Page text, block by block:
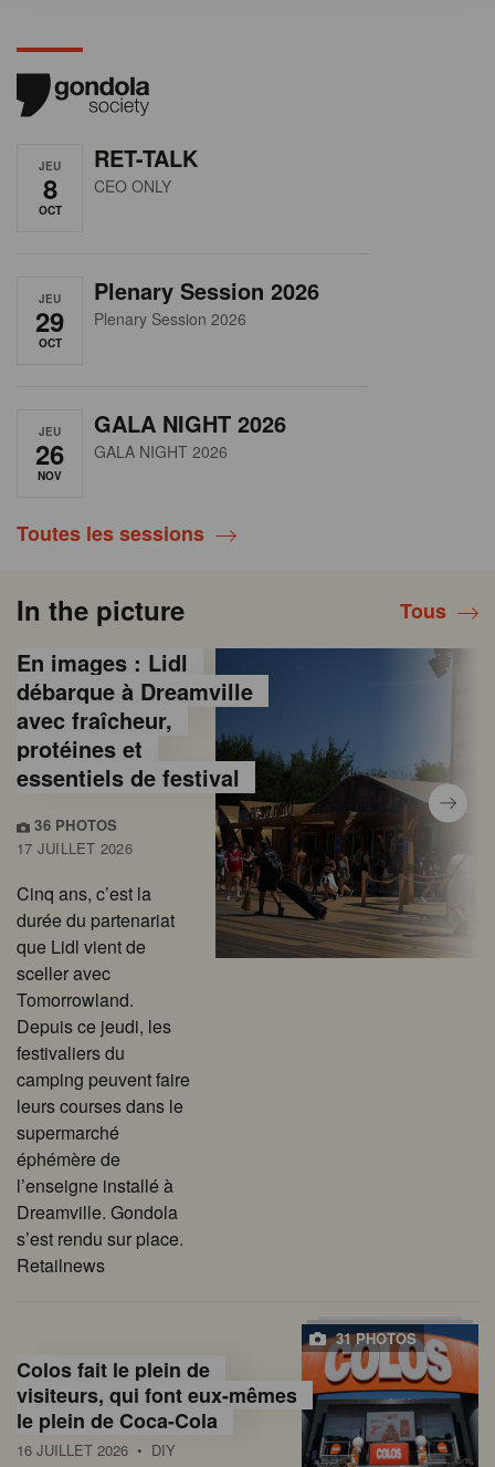
JEU
8
OCT
RET-TALK
CEO ONLY
JEU
29
OCT
Plenary Session 2026
Plenary Session 2026
JEU
26
NOV
GALA NIGHT 2026
GALA NIGHT 2026
Toutes les sessions
In the picture Tous
En images : Lidl
débarque à Dreamville
avec fraîcheur,
protéines et
essentiels de festival
36 PHOTOS
17 JUILLET 2026
Cinq ans, c’est la
durée du partenariat
que Lidl vient de
sceller avec
Tomorrowland.
Depuis ce jeudi, les
festivaliers du
camping peuvent faire
leurs courses dans le
supermarché
éphémère de
l’enseigne installé à
Dreamville. Gondola
s’est rendu sur place.
Retailnews
31 PHOTOS
Colos fait le plein de
visiteurs, qui font eux-mêmes
le plein de Coca-Cola
16 JUILLET 2026 • DIY